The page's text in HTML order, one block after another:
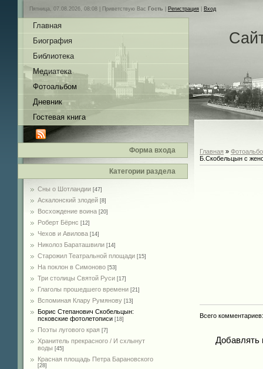
Пятница, 07.08.2026, 08:08 | Приветствую Вас Гость Регистрация Вход
Главная
Биография
Библиотека
Медиатека
Фотоальбом
Дневник
Гостевая книга
Форма входа
Категории раздела
Сны о Шотландии [47]
Аскалонский злодей [8]
Восхождение воина [20]
Роберт Бёрнс [12]
Чехов и Авилова [14]
Николоз Бараташвили [14]
Cтарожил Театральной площади [15]
На поклон в Симоново [53]
Три столицы Святой Руси [17]
Глаголы прошедшего времени [21]
Вспоминая Клару Румянову [13]
Борис Степанович Скобельцын:
псковские фотолетописи [18]
Поэты лугового края [7]
Хранитель прекрасного / И схлынут
воды [45]
Красная площадь Петра Барановского
[28]
Главная »
Б.Скобельцын с
Всего комментариев
Добавлять